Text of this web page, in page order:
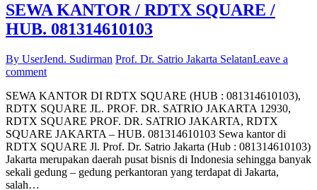
SEWA KANTOR / RDTX SQUARE /
HUB. 081314610103
By UserJend. Sudirman Prof. Dr. Satrio Jakarta SelatanLeave a
comment
SEWA KANTOR DI RDTX SQUARE (HUB : 081314610103),
RDTX SQUARE JL. PROF. DR. SATRIO JAKARTA 12930,
RDTX SQUARE PROF. DR. SATRIO JAKARTA, RDTX
SQUARE JAKARTA – HUB. 081314610103 Sewa kantor di
RDTX SQUARE Jl. Prof. Dr. Satrio Jakarta (Hub : 081314610103)
Jakarta merupakan daerah pusat bisnis di Indonesia sehingga banyak
sekali gedung – gedung perkantoran yang terdapat di Jakarta,
salah…